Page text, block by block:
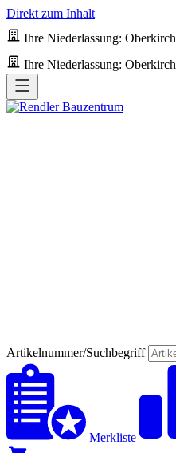
Direkt zum Inhalt
Ihre Niederlassung: Oberkirch
Ihre Niederlassung: Oberkirch
Artikelnummer/Suchbegriff
Merkliste